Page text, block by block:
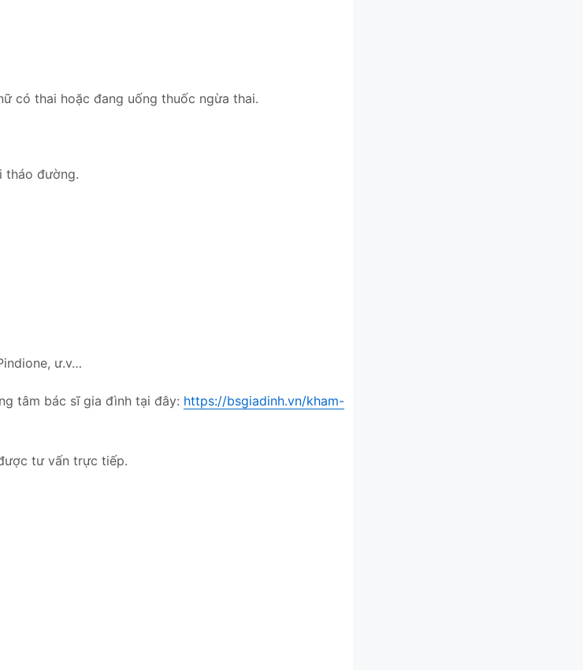
có thai hoặc đang uống thuốc ngừa thai.
tháo đường.
ư.v…
tâm bác sĩ gia đình tại đây: https://bsgiadinh.vn/kham-
tư vấn trực tiếp.